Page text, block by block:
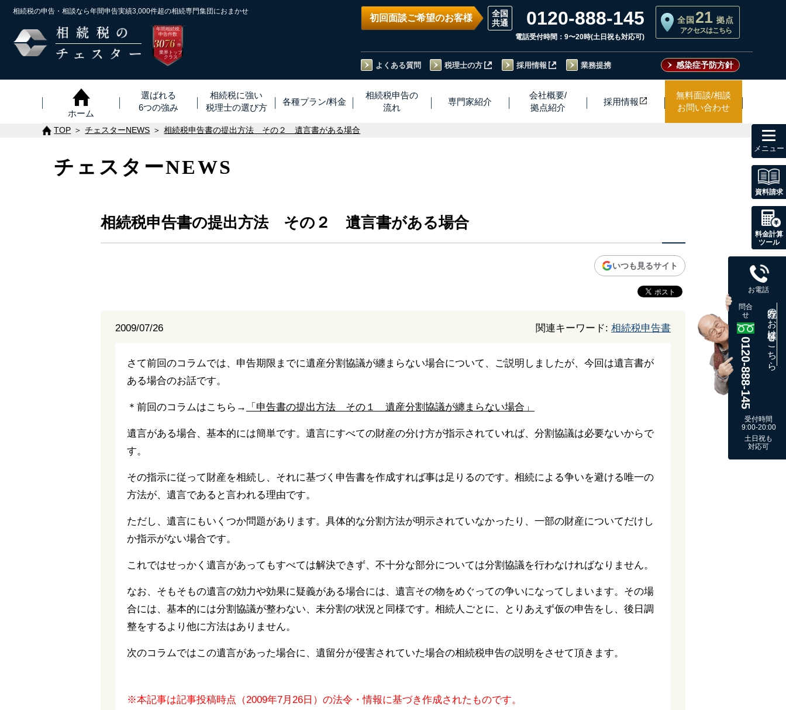
相続税の申告・相談なら年間申告実績3,000件超の相続専門集団におまかせ
年間相続税
申告件数
3076 ※
件
業界トップ
クラス
初回面談ご希望のお客様 0120-888-145
電話受付時間：9〜20時(土日祝も対応可)
全国 21 拠点
アクセスはこちら
よくある質問 税理士の方 採用情報 業務提携 感染症予防方針
ホーム
選ばれる
6つの強み
相続税に強い
税理士の選び方
各種プラン/料金
相続税申告の
流れ
専門家紹介
会社概要/
拠点紹介
採用情報
無料面談/相談
お問い合わせ
TOP チェスターNEWS 相続税申告書の提出方法 その２ 遺言書がある場合
チェスターNEWS
相続税申告書の提出方法 その２ 遺言書がある場合
いつも見るサイト
2009/07/26 関連キーワード: 相続税申告書
さて前回のコラムでは、申告期限までに遺産分割協議が纏まらない場合について、ご説明しましたが、今回は遺言書が
ある場合のお話です。
＊前回のコラムはこちら→ 「申告書の提出方法 その１ 遺産分割協議が纏まらない場合」
遺言がある場合、基本的には簡単です。遺言にすべての財産の分け方が指示されていれば、分割協議は必要ないからで
す。
その指示に従って財産を相続し、それに基づく申告書を作成すれば事は足りるのです。相続による争いを避ける唯一の
方法が、遺言であると言われる理由です。
ただし、遺言にもいくつか問題があります。具体的な分割方法が明示されていなかったり、一部の財産についてだけし
か指示がない場合です。
これではせっかく遺言があってもすべては解決できず、不十分な部分については分割協議を行わなければなりません。
なお、そもそもの遺言の効力や効果に疑義がある場合には、遺言その物をめぐっての争いになってしまいます。その場
合には、基本的には分割協議が整わない、未分割の状況と同様です。相続人ごとに、とりあえず仮の申告をし、後日調
整をするより他に方法はありません。
次のコラムではこの遺言があった場合に、遺留分が侵害されていた場合の相続税申告の説明をさせて頂きます。
※本記事は記事投稿時点（2009年7月26日）の法令・情報に基づき作成されたものです。
資料請求
料金計算
ツール
お電話
問合
せ
0120-888-145
既存のお客様はこちら
受付時間
9:00-20:00
土日祝も
対応可